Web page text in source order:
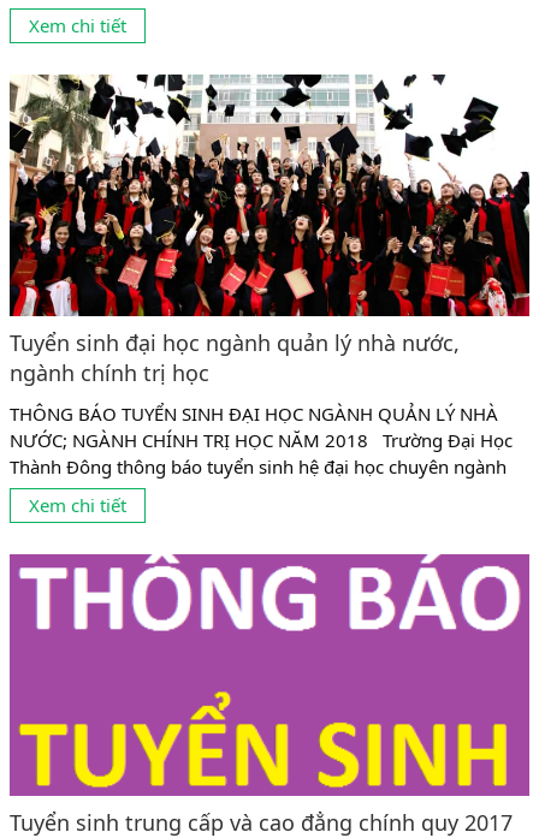
Trường cán bộ quản lý văn hóa thể thao và du lịch tổ chức
chiêu sinh Lớp Bồi dưỡng ngạch cán sự như sau: 1. Đối tượng
Xem chi tiết
Tuyển sinh đại học ngành quản lý nhà nước,
ngành chính trị học
THÔNG BÁO TUYỂN SINH ĐẠI HỌC NGÀNH QUẢN LÝ NHÀ
NƯỚC; NGÀNH CHÍNH TRỊ HỌC NĂM 2018 Trường Đại Học
Thành Đông thông báo tuyển sinh hệ đại học chuyên ngành
Quản Lý nhà nước và ngành Chính trị học năm học 2017 -
2018, cụ thể như sau : Đối tượng tuyển sinh: Học sinh tốt
Xem chi tiết
Tuyển sinh trung cấp và cao đẳng chính quy 2017